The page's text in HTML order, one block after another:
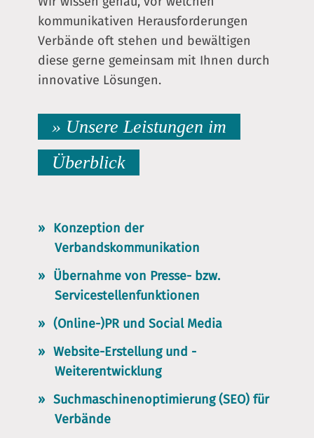
kommunikativen Herausforderungen
Verbände oft stehen und bewältigen
diese gerne gemeinsam mit Ihnen durch
innovative Lösungen.
» Unsere Leistungen im
Überblick
Konzeption der
Verbandskommunikation
Übernahme von Presse- bzw.
Servicestellenfunktionen
(Online-)PRundSocial Media
Website-Erstellung und -
Weiterentwicklung
Suchmaschinenoptimierung (SEO) für
Verbände